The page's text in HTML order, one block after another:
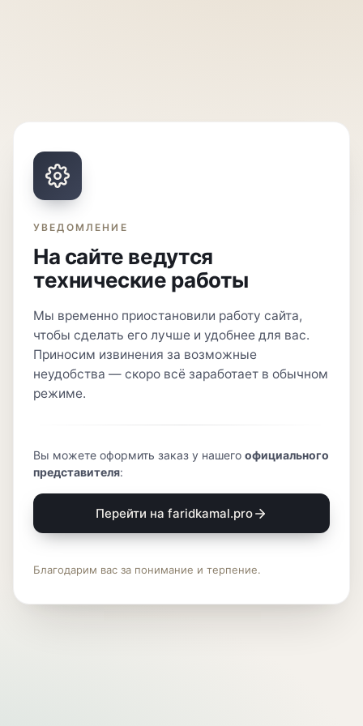
УВЕДОМЛЕНИЕ
На сайте ведутся
технические работы
Мы временно приостановили работу сайта,
чтобы сделать его лучше и удобнее для вас.
Приносим извинения за возможные
неудобства — скоро всё заработает в обычном
режиме.
Вы можете оформить заказ у нашего официального
представителя:
Перейти на faridkamal.pro
Благодарим вас за понимание и терпение.